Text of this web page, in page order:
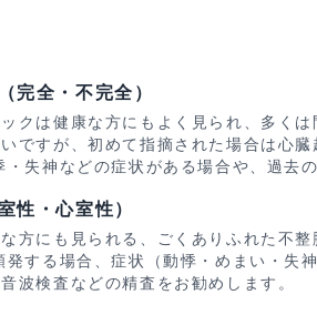
完全・不完全）
クは健康な方にもよく見られ、多く
ですが、初めて指摘された場合は心
失神などの症状がある場合や、過去
性・心室性）
方にも見られる、ごくありふれた不
発する場合、症状（動悸・めまい・失
波検査などの精査をお勧めします。